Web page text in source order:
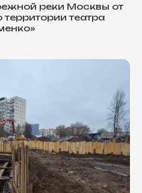
реки Москвы от
театра